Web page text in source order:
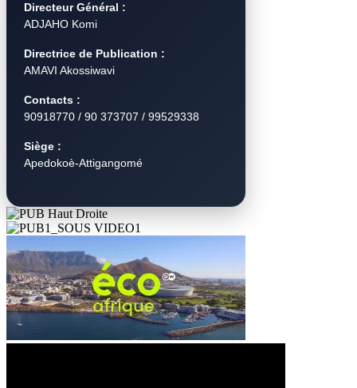
Directeur Général :
ADJAHO Komi
Directrice de Publication :
AMAVI Akossiwavi
Contacts :
90918770 / 90 373707 / 99529338
Siège :
Apedokoè-Attigangomé